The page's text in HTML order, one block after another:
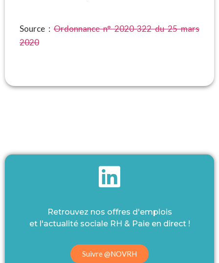
Source : Ordonnance n° 2020-322 du 25 mars
2020
Retrouvez nos offres d'emplois
et l'actualité sociale RH & Paie en direct !
Suivre @NOVRH